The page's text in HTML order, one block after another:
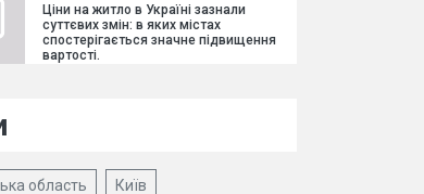
Ціни на житло в Україні зазнали
суттєвих змін: в яких містах
спостерігається значне підвищення
вартості.
область Київ